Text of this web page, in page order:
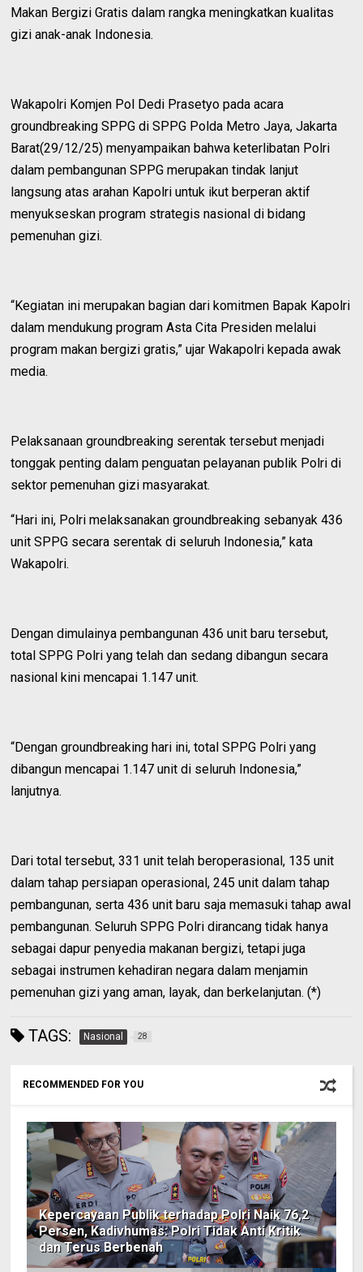
Makan Bergizi Gratis dalam rangka meningkatkan kualitas
gizi anak-anak Indonesia.
Wakapolri Komjen Pol Dedi Prasetyo pada acara
groundbreaking SPPG di SPPG Polda Metro Jaya, Jakarta
Barat(29/12/25) menyampaikan bahwa keterlibatan Polri
dalam pembangunan SPPG merupakan tindak lanjut
langsung atas arahan Kapolri untuk ikut berperan aktif
menyukseskan program strategis nasional di bidang
pemenuhan gizi.
“Kegiatan ini merupakan bagian dari komitmen Bapak Kapolri
dalam mendukung program Asta Cita Presiden melalui
program makan bergizi gratis,” ujar Wakapolri kepada awak
media.
Pelaksanaan groundbreaking serentak tersebut menjadi
tonggak penting dalam penguatan pelayanan publik Polri di
sektor pemenuhan gizi masyarakat.
“Hari ini, Polri melaksanakan groundbreaking sebanyak 436
unit SPPG secara serentak di seluruh Indonesia,” kata
Wakapolri.
Dengan dimulainya pembangunan 436 unit baru tersebut,
total SPPG Polri yang telah dan sedang dibangun secara
nasional kini mencapai 1.147 unit.
“Dengan groundbreaking hari ini, total SPPG Polri yang
dibangun mencapai 1.147 unit di seluruh Indonesia,”
lanjutnya.
Dari total tersebut, 331 unit telah beroperasional, 135 unit
dalam tahap persiapan operasional, 245 unit dalam tahap
pembangunan, serta 436 unit baru saja memasuki tahap awal
pembangunan. Seluruh SPPG Polri dirancang tidak hanya
sebagai dapur penyedia makanan bergizi, tetapi juga
sebagai instrumen kehadiran negara dalam menjamin
pemenuhan gizi yang aman, layak, dan berkelanjutan. (*)
TAGS: Nasional 28
RECOMMENDED FOR YOU
Kepercayaan Publik terhadap Polri Naik 76,2
Persen, Kadivhumas: Polri Tidak Anti Kritik
dan Terus Berbenah